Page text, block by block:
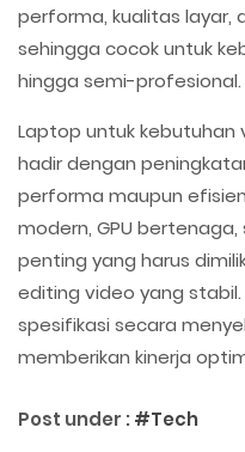
performa, kualitas layar,
sehingga cocok untuk
hingga semi-profesional.
Laptop untuk kebutuhan
hadir dengan
performa maupun
modern, GPU
penting yang harus
editing video yang
spesifikasi secara
memberikan kinerja
Post under :#Tech